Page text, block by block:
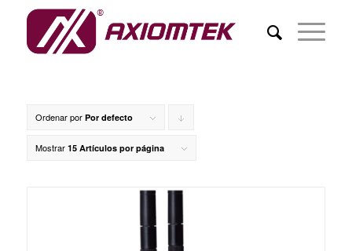
Ordenar por Por defecto
de
forma
Mostrar 15 Artículos por página